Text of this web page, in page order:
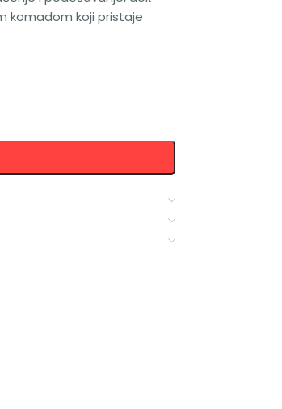
komadom koji pristaje